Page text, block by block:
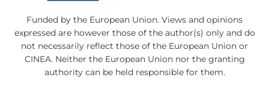
Funded by the European Union. Views and opinions
expressed are however those of the author(s) only and do
not necessarily reflect those of the European Union or
CINEA. Neither the European Union nor the granting
authority can be held responsible for them.